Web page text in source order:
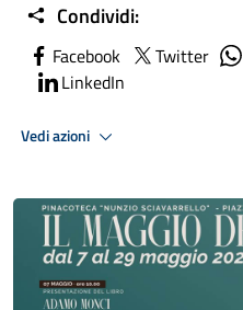
Condividi:
Facebook Twitter
LinkedIn
Vedi azioni